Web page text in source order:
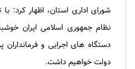
شورای اداری استان، اظهار کرد:
نظام جمهوری اسلامی ایران
دستگاه های اجرایی و
دولت خواهیم داشت.